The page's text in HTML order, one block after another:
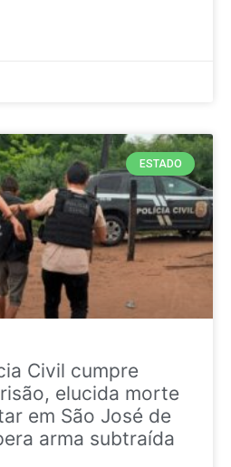
ESTADO
Civil cumpre
elucida morte
em São José de
arma subtraída